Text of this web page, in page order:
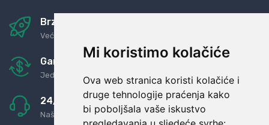
Mi koristimo kolačiće
Ova web stranica koristi kolačiće i
druge tehnologije praćenja kako
bi poboljšala vaše iskustvo
Brza i sigurna dostava
Već za nekoliko dana kod vas
Garancija u povrat novaca
Jednostavno pravilo: Roba za novac
24/7 odlična podrška
Naši agenti uvijek na raspolaganju